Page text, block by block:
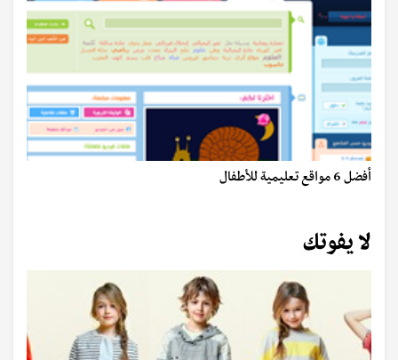
أفضل 6 مواقع تعليمية للأطفال
لا يفوتك